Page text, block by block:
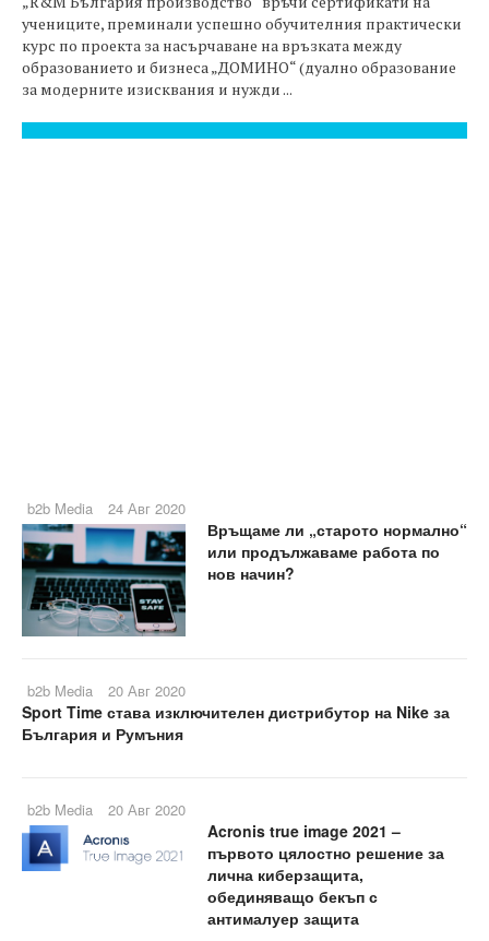
учениците, преминали успешно обучителния практически
курс по проекта за насърчаване на връзката между
образованието и бизнеса „ДОМИНО“ (дуално образование
за модерните изисквания и нужди ...
b2b Media 24 Авг 2020
Връщаме ли „старото нормално“
или продължаваме работа по
нов начин?
b2b Media 20 Авг 2020
Sport Time става изключителен дистрибутор на Nike за
България и Румъния
b2b Media 20 Авг 2020
Acronis true image 2021 –
първото цялостно решение за
лична киберзащита,
обединяващо бекъп с
антималуер защита